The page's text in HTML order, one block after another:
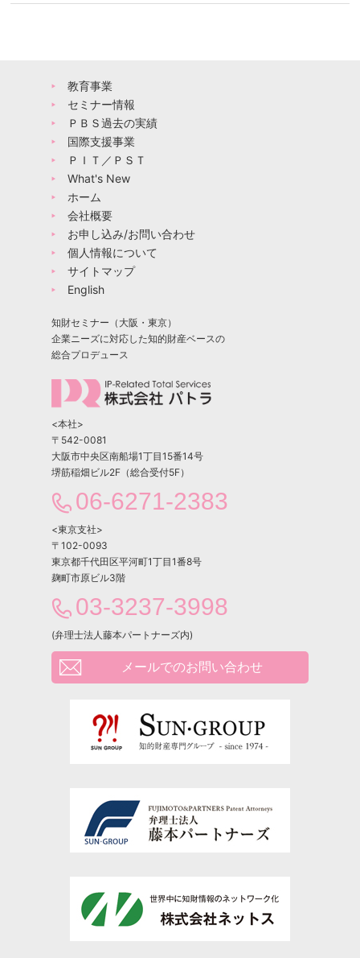
知財セミナー（大阪・東京）
企業ニーズに対応した知的財産ベースの
総合プロデュース
<本社>
〒542-0081
大阪市中央区南船場1丁目15番14号
堺筋稲畑ビル2F（総合受付5F）
06-6271-2383
<東京支社>
〒102-0093
東京都千代田区平河町1丁目1番8号
麹町市原ビル3階
03-3237-3998
(弁理士法人藤本パートナーズ内)
メールでのお問い合わせ
教育事業
セミナー情報
ＰＢＳ過去の実績
国際支援事業
ＰＩＴ／ＰＳＴ
What's New
ホーム
会社概要
お申し込み/お問い合わせ
個人情報について
サイトマップ
English